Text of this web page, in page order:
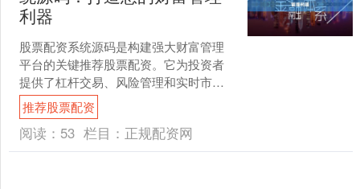
利器
股票配资系统源码是构建强大财富管理
平台的关键推荐股票配资。它为投资者
提供了杠杆交易、风险管理和实时市场
数据等工具。 根据行业数据和用户反
馈，以下是一些排名靠前的....
推荐股票配资
阅读： 53 栏目： 正规配资网